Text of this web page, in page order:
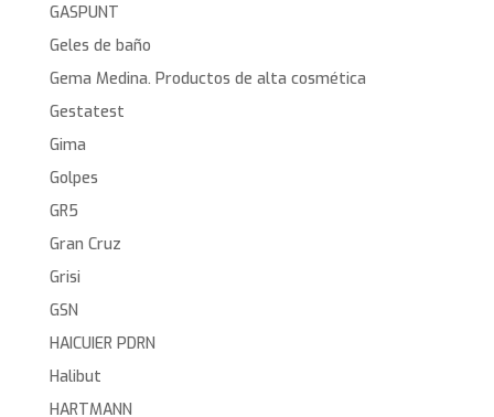
GASPUNT
Geles de baño
Gema Medina. Productos de alta cosmética
Gestatest
Gima
Golpes
GR5
Gran Cruz
Grisi
GSN
HAICUIER PDRN
Halibut
HARTMANN